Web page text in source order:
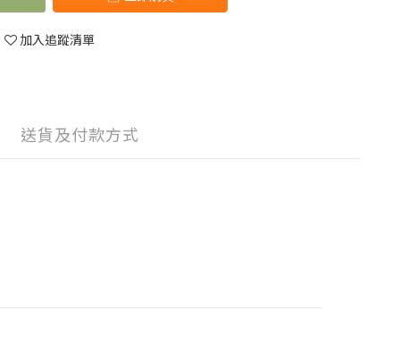
加入追蹤清單
送貨及付款方式